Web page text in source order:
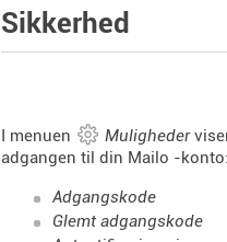
Sikkerhed
I menuen Muligheder
adgangen til din Mailo -konto:
Adgangskode
Glemt adgangskode